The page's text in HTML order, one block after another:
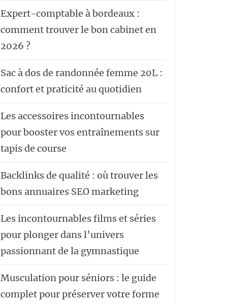
Expert-comptable à bordeaux :
comment trouver le bon cabinet en
2026 ?
Sac à dos de randonnée femme 20L :
confort et praticité au quotidien
Les accessoires incontournables
pour booster vos entraînements sur
tapis de course
Backlinks de qualité : où trouver les
bons annuaires SEO marketing
Les incontournables films et séries
pour plonger dans l’univers
passionnant de la gymnastique
Musculation pour séniors : le guide
complet pour préserver votre forme